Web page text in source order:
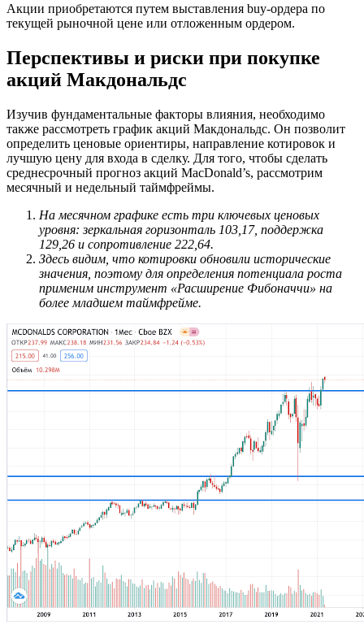
Акции приобретаются путем выставления buy-ордера по
текущей рыночной цене или отложенным ордером.
Перспективы и риски при покупке
акций Макдональдс
Изучив фундаментальные факторы влияния, необходимо
также рассмотреть график акций Макдональдс. Он позволит
определить ценовые ориентиры, направление котировок и
лучшую цену для входа в сделку. Для того, чтобы сделать
среднесрочный прогноз акций MacDonald’s, рассмотрим
месячный и недельный таймфреймы.
На месячном графике есть три ключевых ценовых
уровня: зеркальная горизонталь 103,17, поддержка
129,26 и сопротивление 222,64.
Здесь видим, что котировки обновили исторические
значения, поэтому для определения потенциала роста
применим инструмент «Расширение Фибоначчи» на
более младшем таймфрейме.